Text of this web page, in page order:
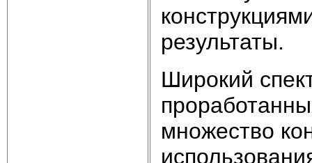
результаты.
Широкий
множество